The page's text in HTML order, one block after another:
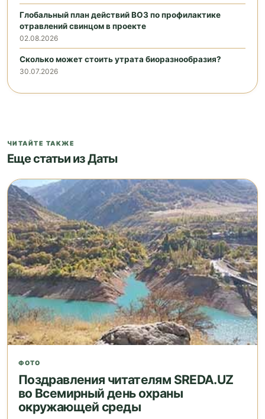
Глобальный план действий ВОЗ по профилактике
отравлений свинцом в проекте
02.08.2026
Сколько может стоить утрата биоразнообразия?
30.07.2026
ЧИТАЙТЕ ТАКЖЕ
Еще статьи из Даты
ФОТО
Поздравления читателям SREDA.UZ
во Всемирный день охраны
окружающей среды